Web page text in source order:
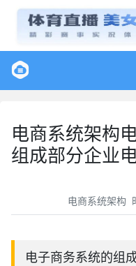
电商系统架构
组成部分企业
电商系统架构
电子商务系统的组